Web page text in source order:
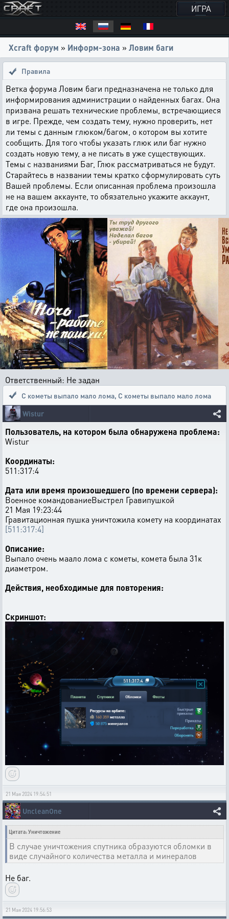
ИГРА
Xcraft форум » Информ-зона » Ловим баги
Правила
Ветка форума Ловим баги предназначена не только для
информирования администрации о найденных багах. Она
призвана решать технические проблемы, встречающиеся
в игре. Прежде, чем создать тему, нужно проверить, нет
ли темы с данным глюком/багом, о котором вы хотите
сообщить. Для того чтобы указать глюк или баг нужно
создать новую тему, а не писать в уже существующих.
Темы с названиями Баг, Глюк рассматриваться не будут.
Старайтесь в названии темы кратко сформулировать суть
Вашей проблемы. Если описанная проблема произошла
не на вашем аккаунте, то обязательно укажите аккаунт,
где она произошла.
Ответственный: Не задан
С кометы выпало мало лома, С кометы выпало мало лома
Wistur
Пользователь, на котором была обнаружена проблема:
Wistur
Координаты:
511:317:4
Дата или время произошедшего (по времени сервера):
Военное командованиеВыстрел Гравипушкой
21 Мая 19:23:44
Гравитационная пушка уничтожила комету на координатах
[511:317:4]
Описание:
Выпало очень маало лома с кометы, комета была 31к
диаметром.
Действия, необходимые для повторения:
Скриншот:
21 Мая 2024 19:54:51
UncleanOne
Цитата: Уничтожение
В случае уничтожения спутника образуются обломки в
виде случайного количества металла и минералов
Не баг.
21 Мая 2024 19:56:53